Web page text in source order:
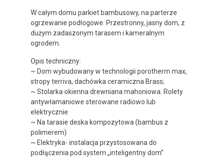
W całym domu parkiet bambusowy, na parterze
ogrzewanie podłogowe. Przestronny, jasny dom, z
dużym zadaszonym tarasem i kameralnym
ogrodem.
Opis techniczny:
~ Dom wybudowany w technologii porotherm max,
stropy terriva, dachówka ceramiczna Brass;
~ Stolarka okienna drewniana mahoniowa. Rolety
antywłamaniowe sterowane radiowo lub
elektrycznie
~ Na tarasie deska kompozytowa (bambus z
polimerem)
~ Elektryka- instalacja przystosowana do
podłączenia pod system „inteligentny dom”